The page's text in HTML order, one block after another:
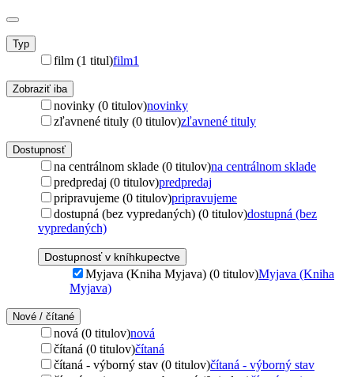
Typ
film (1 titul)film1
Zobraziť iba
novinky (0 titulov)novinky
zľavnené tituly (0 titulov)zľavnené tituly
Dostupnosť
na centrálnom sklade (0 titulov)na centrálnom sklade
predpredaj (0 titulov)predpredaj
pripravujeme (0 titulov)pripravujeme
dostupná (bez vypredaných) (0 titulov)dostupná (bez
vypredaných)
Dostupnosť v kníhkupectve
Myjava (Kniha Myjava) (0 titulov)Myjava (Kniha
Myjava)
Nové / čítané
nová (0 titulov)nová
čítaná (0 titulov)čítaná
čítaná - výborný stav (0 titulov)čítaná - výborný stav